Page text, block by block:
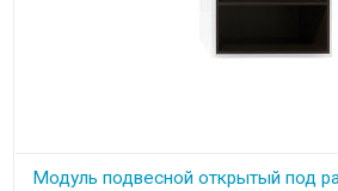
Модуль подвесной открытый под